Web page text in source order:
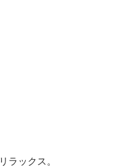
ラックス。